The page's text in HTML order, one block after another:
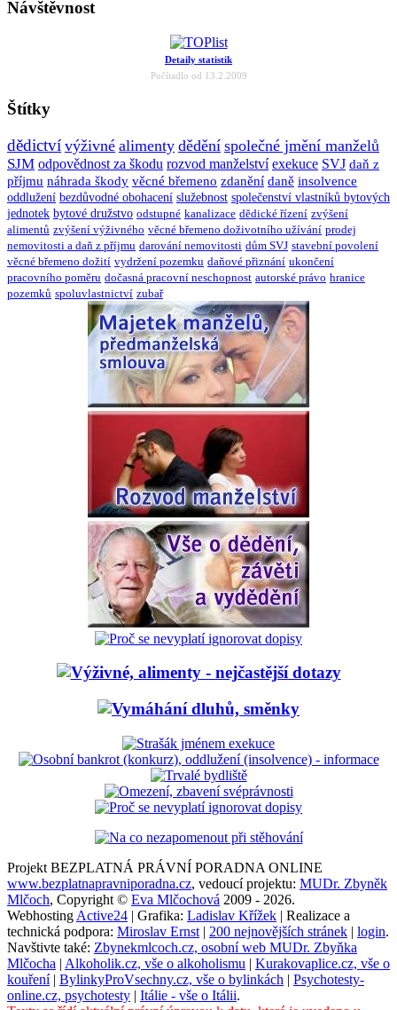
Návštěvnost
Detaily statistik
Počítadlo od 13.2.2009
Štítky
dědictví výživné alimenty dědění společné jmění manželů
SJM odpovědnost za škodu rozvod manželství exekuce SVJ daň z
příjmu náhrada škody věcné břemeno zdanění daně insolvence
oddlužení bezdůvodné obohacení služebnost společenství vlastníků bytových
jednotek bytové družstvo odstupné kanalizace dědické řízení zvýšení
alimentů zvýšení výživného věcné břemeno doživotního užívání prodej
nemovitosti a daň z příjmu darování nemovitosti dům SVJ stavební povolení
věcné břemeno dožití vydržení pozemku daňové přiznání ukončení
pracovního poměru dočasná pracovní neschopnost autorské právo hranice
pozemků spoluvlastnictví zubař
Projekt BEZPLATNÁ PRÁVNÍ PORADNA ONLINE
www.bezplatnapravniporadna.cz, vedoucí projektu: MUDr. Zbyněk
Mlčoch, Copyright © Eva Mlčochová 2009 - 2026.
Webhosting Active24 | Grafika: Ladislav Křížek | Realizace a
technická podpora: Miroslav Ernst | 200 nejnovějších stránek | login.
Navštivte také: Zbynekmlcoch.cz, osobní web MUDr. Zbyňka
Mlčocha | Alkoholik.cz, vše o alkoholismu | Kurakovaplice.cz, vše o
kouření| BylinkyProVsechny.cz, vše o bylinkách | Psychotesty-
online.cz, psychotesty | Itálie - vše o Itálii.